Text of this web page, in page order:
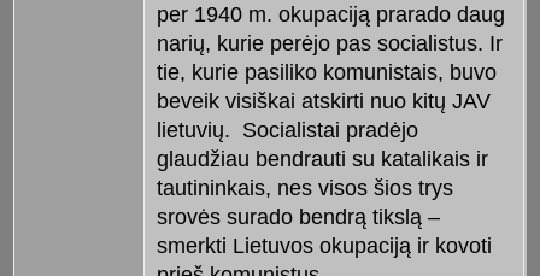
per 1940 m. okupaciją prarado daug
narių, kurie perėjo pas socialistus. Ir
tie, kurie pasiliko komunistais, buvo
beveik visiškai atskirti nuo kitų JAV
lietuvių. Socialistai pradėjo
glaudžiau bendrauti su katalikais ir
tautininkais, nes visos šios trys
srovės surado bendrą tikslą –
smerkti Lietuvos okupaciją ir kovoti